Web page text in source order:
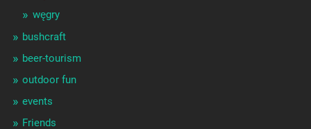
węgry
bushcraft
beer-tourism
outdoor fun
events
Friends